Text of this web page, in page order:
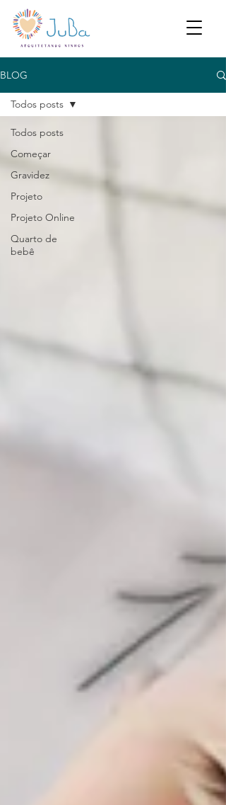
BLOG
Todos posts
Começar
Gravidez
Projeto
Projeto Online
Quarto de
bebê
Todos posts